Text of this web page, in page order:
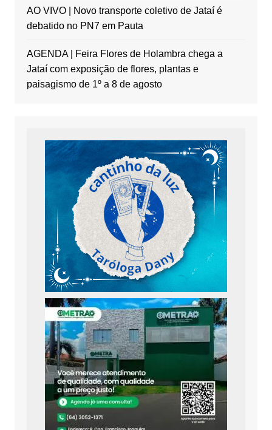
AO VIVO | Novo transporte coletivo de Jataí é
debatido no PN7 em Pauta
AGENDA | Feira Flores de Holambra chega a
Jataí com exposição de flores, plantas e
paisagismo de 1º a 8 de agosto